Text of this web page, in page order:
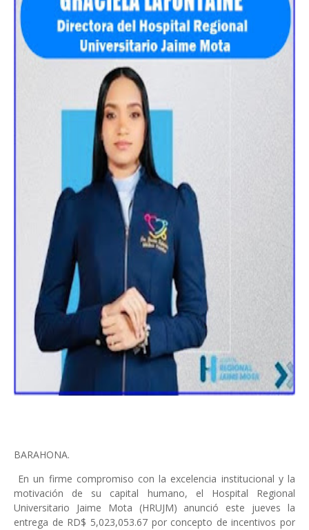
BARAHONA.
En un firme compromiso con la excelencia institucional y la
motivación de su capital humano, el Hospital Regional
Universitario Jaime Mota (HRUJM) anunció este jueves la
entrega de RD$ 5,023,053.67 por concepto de incentivos por